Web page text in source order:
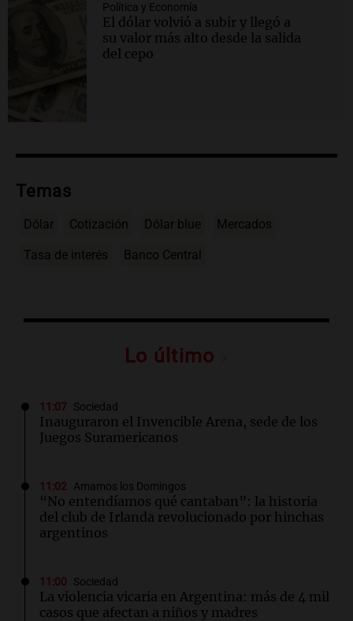
Política y Economía
El dólar volvió a subir y llegó a
su valor más alto desde la salida
del cepo
Temas
Dólar Cotización Dólar blue Mercados
Tasa de interés Banco Central
Lo último
11:07 Sociedad
Inauguraron el Invencible Arena, sede de los
Juegos Suramericanos
11:02 Amamos los Domingos
“No entendíamos qué cantaban”: la historia
del club de Irlanda revolucionado por hinchas
argentinos
11:00 Sociedad
La violencia vicaria en Argentina: más de 4 mil
casos que afectan a niños y madres